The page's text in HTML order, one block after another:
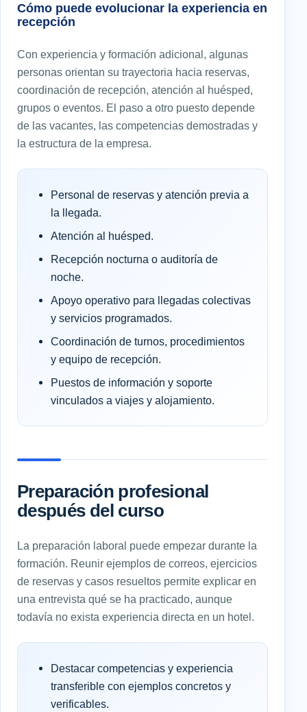
Cómo puede evolucionar la experiencia en
recepción
Con experiencia y formación adicional, algunas
personas orientan su trayectoria hacia reservas,
coordinación de recepción, atención al huésped,
grupos o eventos. El paso a otro puesto depende
de las vacantes, las competencias demostradas y
la estructura de la empresa.
Personal de reservas y atención previa a
la llegada.
Atención al huésped.
Recepción nocturna o auditoría de
noche.
Apoyo operativo para llegadas colectivas
y servicios programados.
Coordinación de turnos, procedimientos
y equipo de recepción.
Puestos de información y soporte
vinculados a viajes y alojamiento.
Preparación profesional
después del curso
La preparación laboral puede empezar durante la
formación. Reunir ejemplos de correos, ejercicios
de reservas y casos resueltos permite explicar en
una entrevista qué se ha practicado, aunque
todavía no exista experiencia directa en un hotel.
Destacar competencias y experiencia
transferible con ejemplos concretos y
verificables.